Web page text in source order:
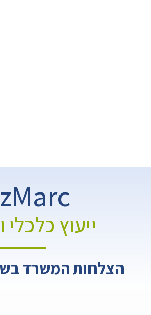
ייעוץ כלכלי
הצלחות המשרד